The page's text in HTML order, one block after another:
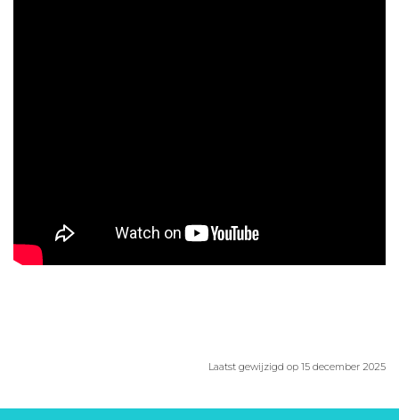
Laatst gewijzigd op 15 december 2025